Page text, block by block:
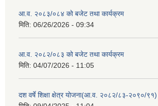
आ.व. २०८३/०८४ को बजेट तथा कार्यक्रम
मिति: 06/26/2026 - 09:34
आ.व. २०८२/०८३ को बजेट तथा कार्यक्रम
मिति: 04/07/2026 - 11:05
दश वर्षे शिक्षा क्षेत्र योजना(आ.व. २०८२/८३-२०९०/९१)